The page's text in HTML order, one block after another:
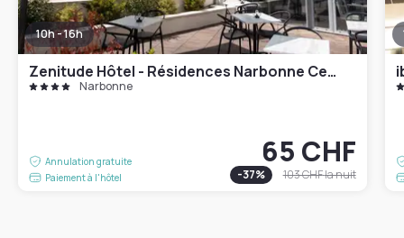
10h - 16h
Zenitude Hôtel - Résidences Narbonne Centre
Narbonne
Annulation gratuite
Paiement à l'hôtel
65 CHF
-37% 103 CHFla nuit